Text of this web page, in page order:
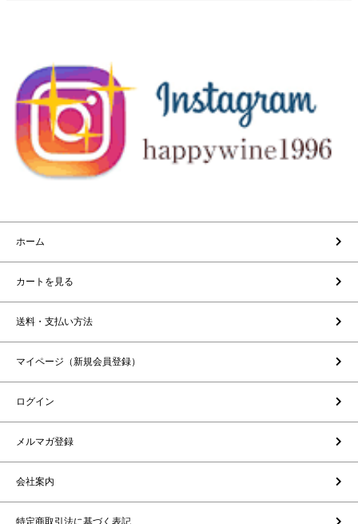
ホーム
カートを見る
送料・支払い方法
マイページ（新規会員登録）
ログイン
メルマガ登録
会社案内
特定商取引法に基づく表記